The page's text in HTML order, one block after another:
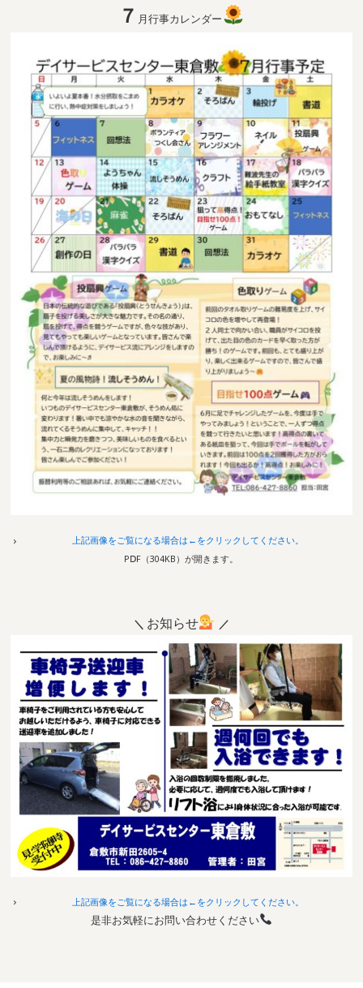
７ 月行事カレンダー
上記画像をご覧になる場合は←をクリックしてください。
PⅮF（304KB）が開きます。
＼ お知らせ ／
上記画像をご覧になる場合は←をクリックしてください。
是非お気軽にお問い合わせください